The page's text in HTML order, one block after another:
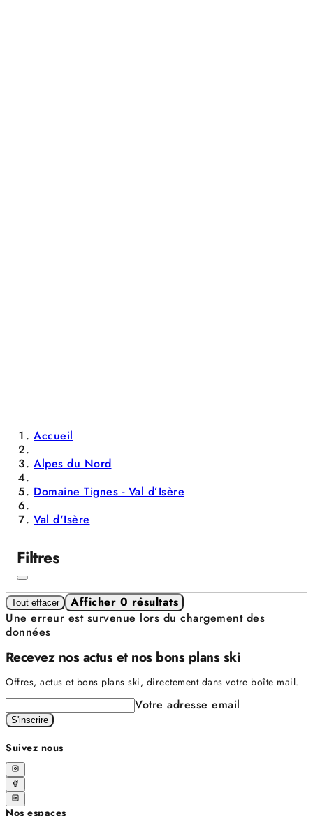
Accueil
Alpes du Nord
Domaine Tignes - Val d’Isère
Val d'Isère
Filtres
Tout effacer
Afficher 0 résultats
Une erreur est survenue lors du chargement des
données
Recevez nos actus et nos bons plans ski
Offres, actus et bons plans ski, directement dans votre boîte mail.
Votre adresse email
S'inscrire
Suivez nous
Nos espaces